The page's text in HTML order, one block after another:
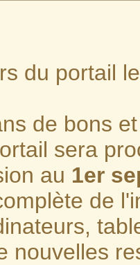
du portail
de bons
sera
au 1er
de
nouvelles